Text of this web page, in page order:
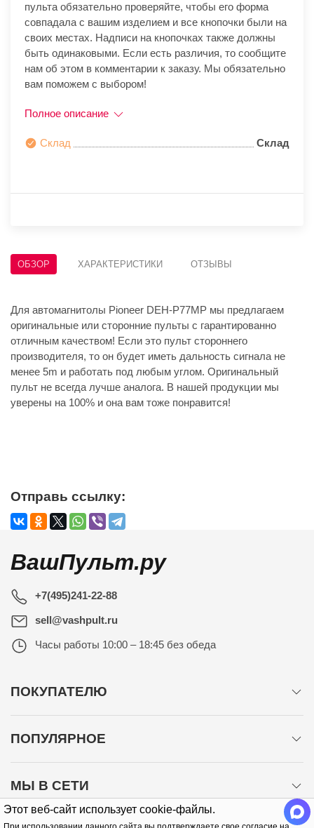
Этот веб-сайт использует cookie-файлы.
пульта обязательно проверяйте, чтобы его форма
совпадала с вашим изделием и все кнопочки были на
своих местах. Надписи на кнопочках также должны
быть одинаковыми. Если есть различия, то сообщите
нам об этом в комментарии к заказу. Мы обязательно
вам поможем с выбором!
Полное описание
Склад Склад
ОБЗОР ХАРАКТЕРИСТИКИ ОТЗЫВЫ
Для автомагнитолы Pioneer DEH-P77MP мы предлагаем
оригинальные или сторонние пульты с гарантированно
отличным качеством! Если это пульт стороннего
производителя, то он будет иметь дальность сигнала не
менее 5m и работать под любым углом. Оригинальный
пульт не всегда лучше аналога. В нашей продукции мы
уверены на 100% и она вам тоже понравится!
Отправь ссылку:
ВашПульт.ру
+7(495)241-22-88
sell@vashpult.ru
Часы работы 10:00 – 18:45 без обеда
ПОКУПАТЕЛЮ
ПОПУЛЯРНОЕ
МЫ В СЕТИ